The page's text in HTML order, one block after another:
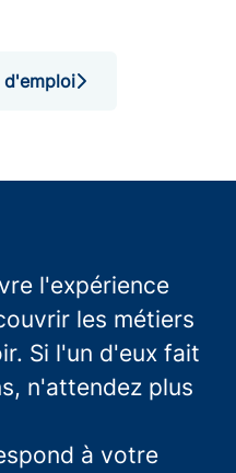
d'emploi
l'expérience
les métiers
Si l'un d'eux fait
n'attendez plus
à votre